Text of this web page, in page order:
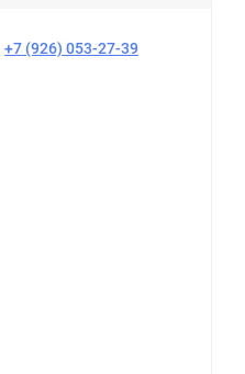
+7 (926) 053-27-39